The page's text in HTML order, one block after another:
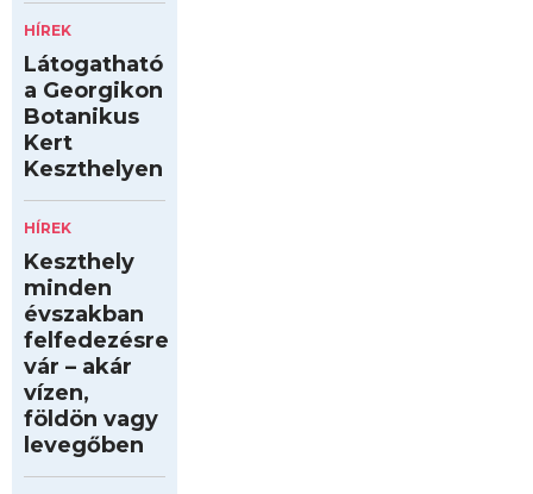
HÍREK
Látogatható
a Georgikon
Botanikus
Kert
Keszthelyen
HÍREK
Keszthely
minden
évszakban
felfedezésre
vár – akár
vízen,
földön vagy
levegőben